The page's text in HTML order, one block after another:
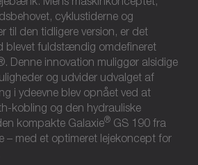
cyklustiderne og
til den tidligere version, er det
blevet fuldstændig omdefineret
Denne innovation muliggør alsidige
og udvider udvalget af
i ydeevne blev opnået ved at
kobling og den hydrauliske
kompakte Galaxie® GS 190 fra
– med et optimeret lejekoncept for